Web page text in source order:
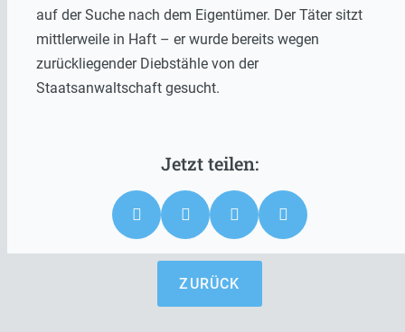
auf der Suche nach dem Eigentümer. Der Täter sitzt
mittlerweile in Haft – er wurde bereits wegen
zurückliegender Diebstähle von der
Staatsanwaltschaft gesucht.
ZURÜCK